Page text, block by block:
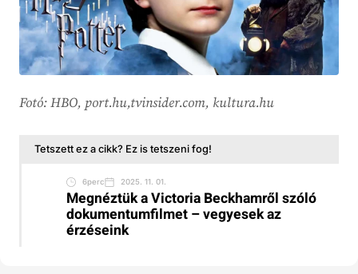
Fotó: HBO, port.hu,tvinsider.com, kultura.hu
Tetszett ez a cikk? Ez is tetszeni fog!
6perc 2025. 11. 01.
Megnéztük a Victoria Beckhamről szóló
dokumentumfilmet – vegyesek az
érzéseink